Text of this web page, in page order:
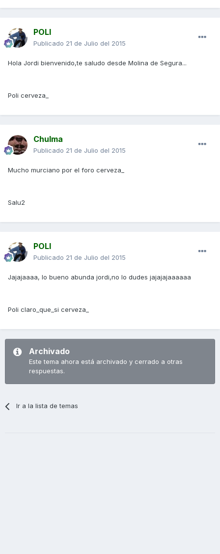
POLI
Publicado 21 de Julio del 2015
Hola Jordi bienvenido,te saludo desde Molina de Segura...
Poli cerveza_
Chulma
Publicado 21 de Julio del 2015
Mucho murciano por el foro cerveza_
Salu2
POLI
Publicado 21 de Julio del 2015
Jajajaaaa, lo bueno abunda jordi,no lo dudes jajajajaaaaaa
Poli claro_que_si cerveza_
Archivado
Este tema ahora está archivado y cerrado a otras
respuestas.
Ir a la lista de temas